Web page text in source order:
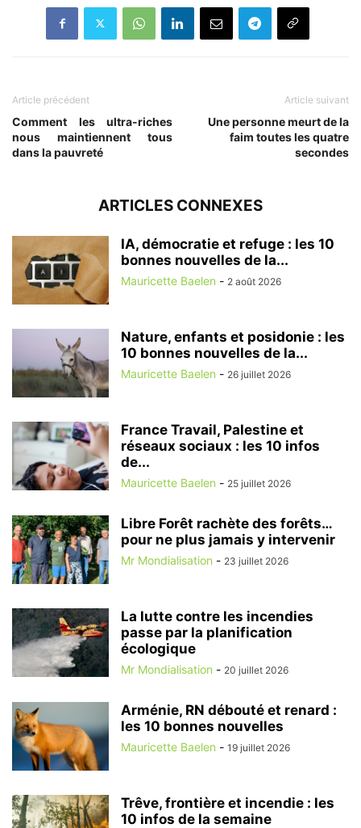
Article précédent
Comment les ultra-riches
nous maintiennent tous
dans la pauvreté
Article suivant
Une personne meurt de la
faim toutes les quatre
secondes
ARTICLES CONNEXES
IA, démocratie et refuge : les 10
bonnes nouvelles de la...
Mauricette Baelen - 2 août 2026
Nature, enfants et posidonie : les
10 bonnes nouvelles de la...
Mauricette Baelen - 26 juillet 2026
France Travail, Palestine et
réseaux sociaux : les 10 infos
de...
Mauricette Baelen - 25 juillet 2026
Libre Forêt rachète des forêts…
pour ne plus jamais y intervenir
Mr Mondialisation - 23 juillet 2026
La lutte contre les incendies
passe par la planification
écologique
Mr Mondialisation - 20 juillet 2026
Arménie, RN débouté et renard :
les 10 bonnes nouvelles
Mauricette Baelen - 19 juillet 2026
Trêve, frontière et incendie : les
10 infos de la semaine